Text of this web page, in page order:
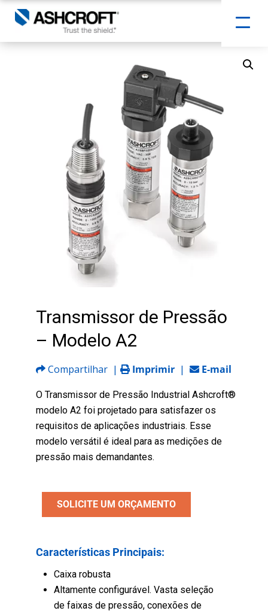
Transmissor de Pressão
– Modelo A2
Compartilhar | Imprimir | E-mail
O Transmissor de Pressão Industrial Ashcroft®
modelo A2 foi projetado para satisfazer os
requisitos de aplicações industriais. Esse
modelo versátil é ideal para as medições de
pressão mais demandantes.
SOLICITE UM ORÇAMENTO
Características Principais:
Caixa robusta
Altamente configurável. Vasta seleção
de faixas de pressão, conexões de